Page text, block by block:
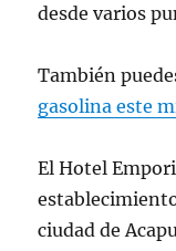
desde varios
También
gasolina este
El Hotel
ciudad de